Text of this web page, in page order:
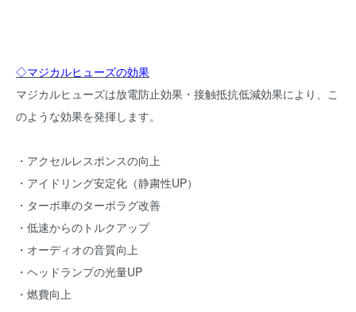
◇マジカルヒューズの効果
マジカルヒューズは放電防止効果・接触抵抗低減効果により、こ
のような効果を発揮します。
・アクセルレスポンスの向上
・アイドリング安定化（静粛性UP）
・ターボ車のターボラグ改善
・低速からのトルクアップ
・オーディオの音質向上
・ヘッドランプの光量UP
・燃費向上